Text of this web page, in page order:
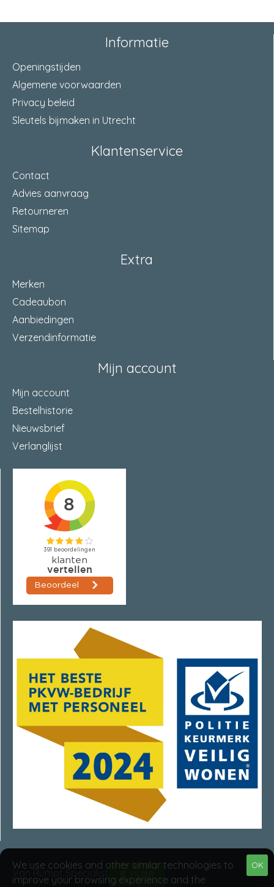
Informatie
Openingstijden
Algemene voorwaarden
Privacy beleid
Sleutels bijmaken in Utrecht
Klantenservice
Contact
Advies aanvraag
Retourneren
Sitemap
Extra
Merken
Cadeaubon
Aanbiedingen
Verzendinformatie
Mijn account
Mijn account
Bestelhistorie
Nieuwsbrief
Verlanglijst
Van Rumpt Specialisten © 2025
OK
We use cookies and other similar technologies to
improve your browsing experience and the